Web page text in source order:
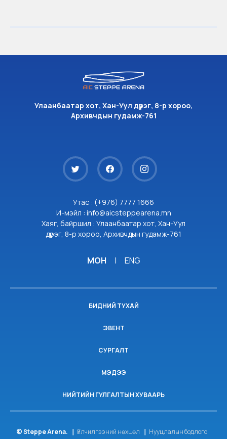
Улаанбаатар хот, Хан-Уул дүүрэг, 8-р хороо,
Архивчдын гудамж-761
Утас : (+976) 7777 1666
И-мэйл : info@aicsteppearena.mn
Хаяг, байршил : Улаанбаатар хот, Хан-Уул
дүүрэг, 8-р хороо, Архивчдын гудамж-761
МОН | ENG
БИДНИЙ ТУХАЙ
ЭВЕНТ
СУРГАЛТ
МЭДЭЭ
НИЙТИЙН ГУЛГАЛТЫН ХУВААРЬ
© Steppe Arena. Үйлчилгээний нөхцөл Нууцлалын бодлого